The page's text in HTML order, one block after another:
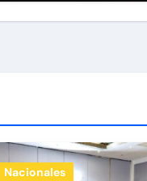
Nacionales